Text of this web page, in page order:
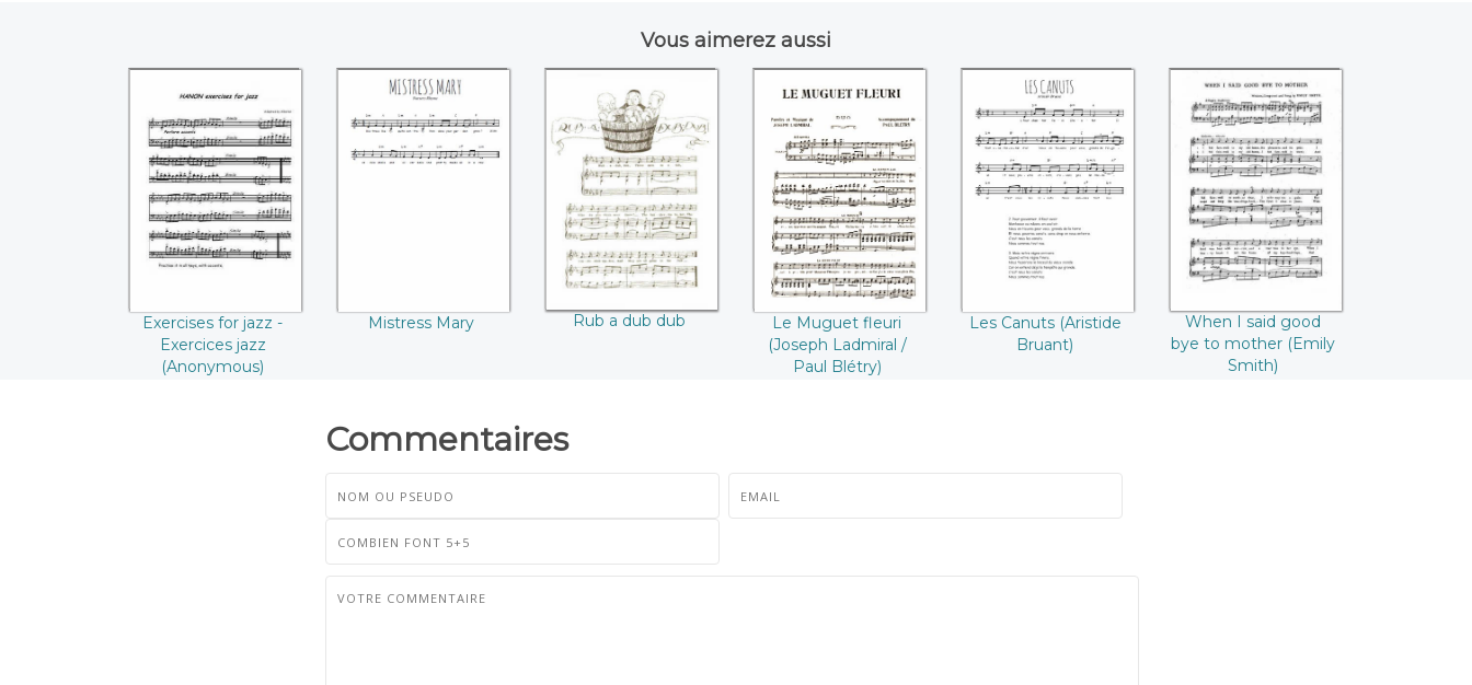
Vous aimerez aussi
Exercises for jazz -
Exercices jazz
(Anonymous)
Exercises for jazz -
Exercices jazz
(Anonymous)
Mistress Mary
Mistress Mary
Rub a dub dub
Rub a dub dub
Le Muguet fleuri
(Joseph Ladmiral /
Paul Blétry)
Le Muguet fleuri
(Joseph Ladmiral /
Paul Blétry)
Les Canuts (Aristide
Bruant)
Les Canuts (Aristide
Bruant)
When I said good
bye to mother
(Emily Smith)
When I said good
bye to mother (Emily
Smith)
Commentaires